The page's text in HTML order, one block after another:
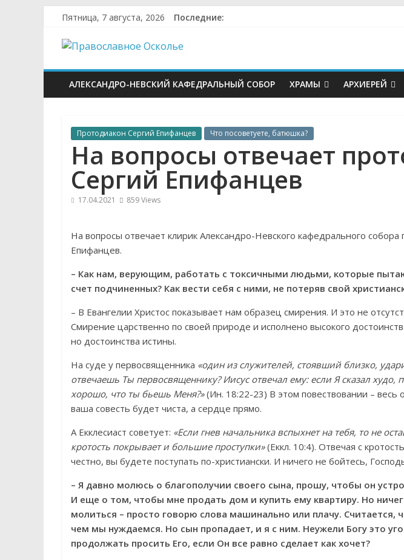
content
Пятница, 7 августа, 2026 Последние:
Православное
Осколье
митрополичий
центр
АЛЕКСАНДРО-НЕВСКИЙ КАФЕДРАЛЬНЫЙ СОБОР ХРАМЫ АРХИЕРЕЙ
Протодиакон Сергий Епифанцев Что посоветуете, батюшка?
На вопросы отвечает
Сергий Епифанцев
17.04.2021 859 Views
На вопросы отвечает клирик Александро-Невского кафедрального собора
Епифанцев.
– Как нам, верующим, работать с токсичными людьми, которые
счет подчиненных? Как вести себя с ними, не потеряв свой
– В Евангелии Христос показывает нам образец смирения. И это не
Смирение царственно по своей природе и исполнено высокого
но достоинства истины.
На суде у первосвященника «один из служителей, стоявший близко,
отвечаешь Ты первосвященнику? Иисус отвечал ему: если Я сказал худо,
хорошо, что ты бьешь Меня?»(Ин. 18:22-23) В этом повествовании – весь
ваша совесть будет чиста, а сердце прямо.
А Екклесиаст советует: «Если гнев начальника вспыхнет на тебя, то не
кротость покрывает и большие проступки»(Еккл. 10:4). Отвечая с
честно, вы будете поступать по-христиански. И ничего не бойтесь,
– Я давно молюсь о благополучии своего сына, прошу, чтобы он
И еще о том, чтобы мне продать дом и купить ему квартиру. Но
молиться – просто говорю слова машинально или плачу. Считается,
чем мы нуждаемся. Но сын пропадает, и я с ним. Неужели Богу это
продолжать просить Его, если Он все равно сделает как хочет?